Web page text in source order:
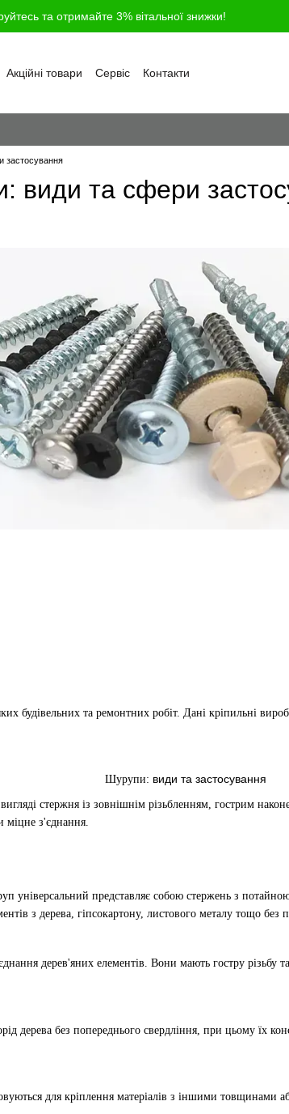
та отримайте 3% вітальної знижки!
Акційні товари Сервіс
Контакти
застосування
види та сфери
будівельних та ремонтних робіт. Дані кріпильні
Шурупи: види та застосування
стержня із зовнішнім різьбленням, гострим
міцне з'єднання.
універсальний представляє собою стержень з
з дерева, гіпсокартону, листового металу тощо без
дерев'яних елементів. Вони мають гостру
дерева без попереднього свердління, при цьому їх
для кріплення матеріалів з іншими товщинами